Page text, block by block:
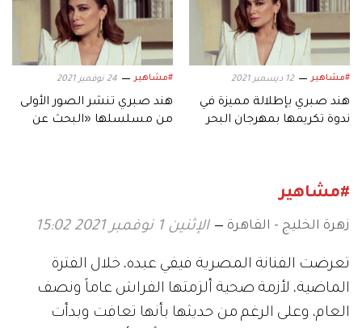
#مشاهير 12 ديسمبر 2021
هند صبري بإطلالة مميزة في
ندوة تكريمها بمهرجان البحر
#مشاهير 24 نوفمبر 2021
هند صبري تنشر الصور الأولى
من مسلسلها «البحث عن
#مشاهير
زهرة الخليج - القاهرة الإثنين 1 نوفمبر 2021 15:02
تعرضت الفنانة المصرية فيفي عبده، خلال الفترة
الماضية، لأزمة صحية ألزمتها الفراش عاماً ونصف
العام، وعلى الرغم من حديثها بأنها تعافت وبدأت